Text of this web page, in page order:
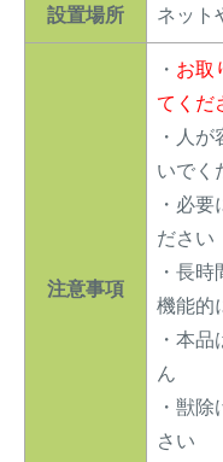
設置場所 ネット
注意事項
・ お取
てくだ
・人
いでく
・必
ださい
・長
機能的
・本
ん
・獣
さい